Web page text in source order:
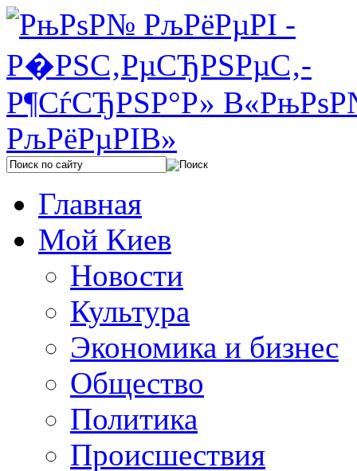
Главная
Мой Киев
Новости
Культура
Экономика и бизнес
Общество
Политика
Происшествия